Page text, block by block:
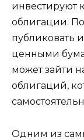
инвестируют
облигации.
публиковать
ценными
может зайти
облигаций,
Одним из